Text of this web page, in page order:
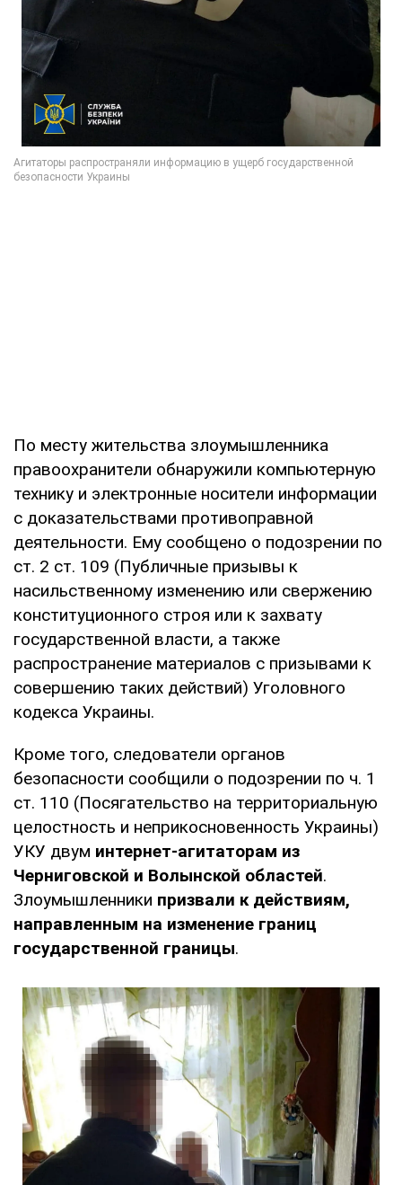
По месту жительства злоумышленника
правоохранители обнаружили компьютерную
технику и электронные носители информации
с доказательствами противоправной
деятельности. Ему сообщено о подозрении по
ст. 2 ст. 109 (Публичные призывы к
насильственному изменению или свержению
конституционного строя или к захвату
государственной власти, а также
распространение материалов с призывами к
совершению таких действий) Уголовного
кодекса Украины.
Кроме того, следователи органов
безопасности сообщили о подозрении по ч. 1
ст. 110 (Посягательство на территориальную
целостность и неприкосновенность Украины)
УКУ двум интернет-агитаторам из
Черниговской и Волынской областей.
Злоумышленники призвали к действиям,
направленным на изменение границ
государственной границы.